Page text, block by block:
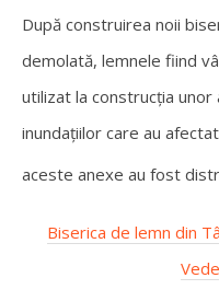
După construirea noii
demolată, lemnele fiind
utilizat la construcția
inundațiilor care au
aceste anexe au fost
Biserica de lemn din